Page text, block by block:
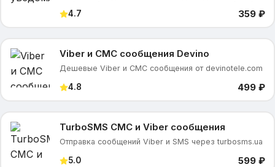
4.7 359 ₽
Viber и СМС сообщения Devino
Дешевые Viber и СМС сообщения от devinotele.com
4.8 499 ₽
TurboSMS СМС и Viber сообщения
Отправка сообщений Viber и SMS через turbosms.ua
5.0 599 ₽